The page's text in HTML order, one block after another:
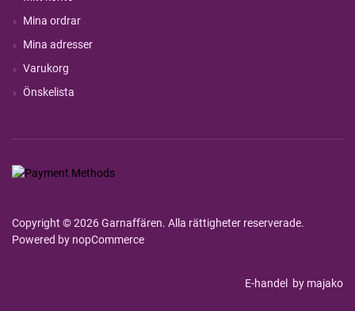
Mina ordrar
Mina adresser
Varukorg
Önskelista
Copyright © 2026 Garnaffären. Alla rättigheter reserverade.
Powered by nopCommerce
E-handel by majako